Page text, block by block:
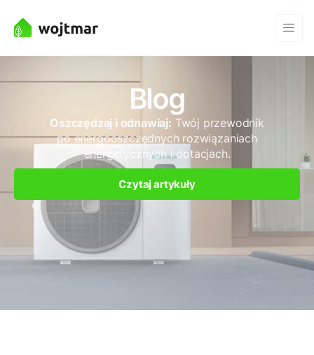
Blog
Oszczędzaj i odnawiaj: Twój przewodnik
po energooszczędnych rozwiązaniach
energetycznych i dotacjach.
Czytaj artykuły